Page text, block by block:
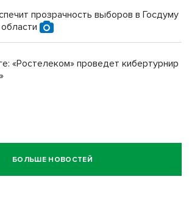
прозрачность выборов в Госдуму
«Ростелеком» проведет кибертурнир
БОЛЬШЕ НОВОСТЕЙ